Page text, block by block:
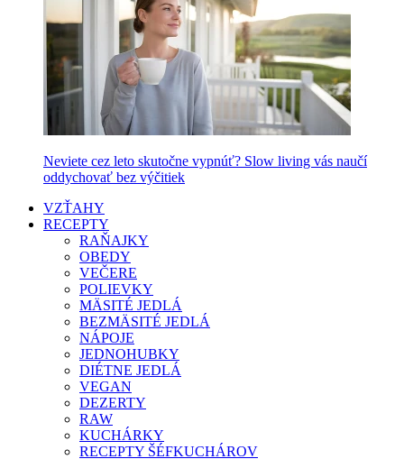
Neviete cez leto skutočne vypnúť? Slow living vás naučí
oddychovať bez výčitiek
VZŤAHY
RECEPTY
RAŇAJKY
OBEDY
VEČERE
POLIEVKY
MÄSITÉ JEDLÁ
BEZMÄSITÉ JEDLÁ
NÁPOJE
JEDNOHUBKY
DIÉTNE JEDLÁ
VEGAN
DEZERTY
RAW
KUCHÁRKY
RECEPTY ŠÉFKUCHÁROV